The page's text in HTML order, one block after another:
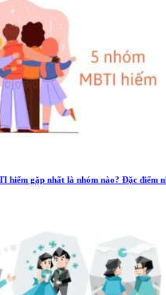
hiếm gặp nhất là nhóm nào? Đặc điểm